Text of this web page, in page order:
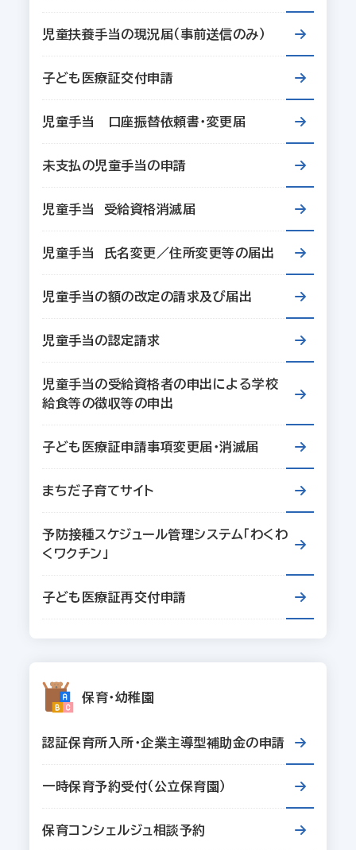
児童扶養手当の現況届（事前送信のみ）
子ども医療証交付申請
児童手当 口座振替依頼書・変更届
未支払の児童手当の申請
児童手当 受給資格消滅届
児童手当 氏名変更／住所変更等の届出
児童手当の額の改定の請求及び届出
児童手当の認定請求
児童手当の受給資格者の申出による学校
給食等の徴収等の申出
子ども医療証申請事項変更届・消滅届
まちだ子育てサイト
予防接種スケジュール管理システム「わくわ
くワクチン」
子ども医療証再交付申請
保育・幼稚園
認証保育所入所・企業主導型補助金の申請
一時保育予約受付（公立保育園）
保育コンシェルジュ相談予約